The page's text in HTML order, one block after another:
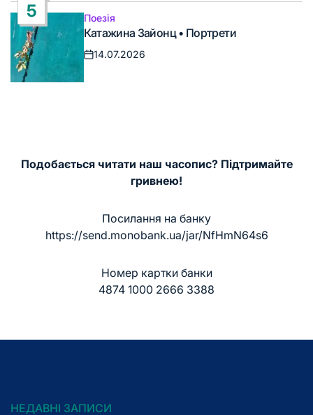
5
Опублікувати
у
Поезія
Катажина Зайонц • Портрети
Дата
14.07.2026
Подобається читати наш часопис? Підтримайте
гривнею!
Посилання на банку
https://send.monobank.ua/jar/NfHmN64s6
Номер картки банки
4874 1000 2666 3388
НЕДАВНІ ЗАПИСИ